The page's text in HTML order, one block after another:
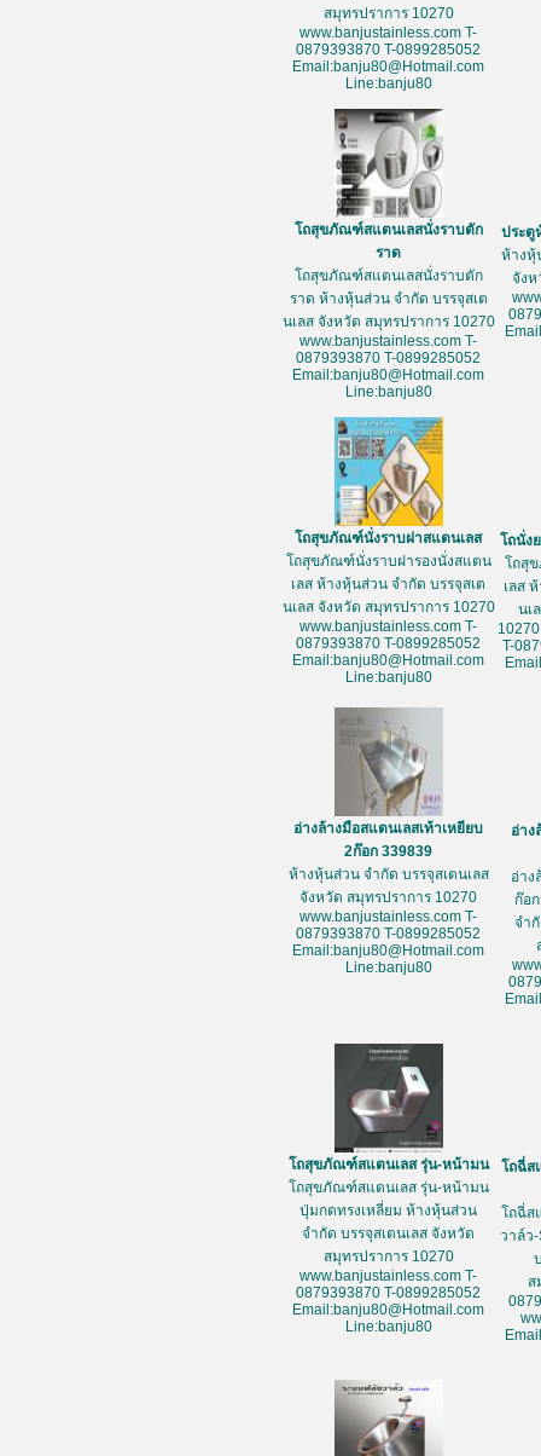
สมุทรปราการ 10270
www.banjustainless.com T-
0879393870 T-0899285052
Email:banju80@Hotmail.com
Line:banju80
โถสุขภัณฑ์สแตนเลสนั่งราบตัก
ราด
โถสุขภัณฑ์สแตนเลสนั่งราบตัก
ราด ห้างหุ้นส่วน จำกัด บรรจุสเต
นเลส จังหวัด สมุทรปราการ 10270
www.banjustainless.com T-
0879393870 T-0899285052
Email:banju80@Hotmail.com
Line:banju80
ประตู
ห้างหุ้
จังห
โถสุขภัณฑ์นั่งราบฝาสแตนเลส
โถสุขภัณฑ์นั่งราบฝารองนั่งสแตน
เลส ห้างหุ้นส่วน จำกัด บรรจุสเต
นเลส จังหวัด สมุทรปราการ 10270
www.banjustainless.com T-
0879393870 T-0899285052
Email:banju80@Hotmail.com
Line:banju80
โถนั่ง
โถสุ
เลส
นเ
T-
อ่างล้างมือสแตนเลสเท้าเหยียบ
2ก๊อก 339839
ห้างหุ้นส่วน จำกัด บรรจุสเตนเลส
จังหวัด สมุทรปราการ 10270
www.banjustainless.com T-
0879393870 T-0899285052
Email:banju80@Hotmail.com
Line:banju80
อ่าง
อ่าง
ก๊อ
จำ
โถสุขภัณฑ์สแตนเลส รุ่น-หน้ามน
โถสุขภัณฑ์สแตนเลส รุ่น-หน้ามน
ปุ่มกดทรงเหลี่ยม ห้างหุ้นส่วน
จำกัด บรรจุสเตนเลส จังหวัด
สมุทรปราการ 10270
www.banjustainless.com T-
0879393870 T-0899285052
Email:banju80@Hotmail.com
Line:banju80
โถฉี่ส
โถฉี่ส
วาล์ว
ส